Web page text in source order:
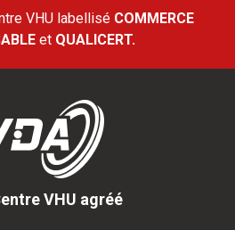
VHU labellisé COMMERCE
et QUALICERT.
VHU agréé